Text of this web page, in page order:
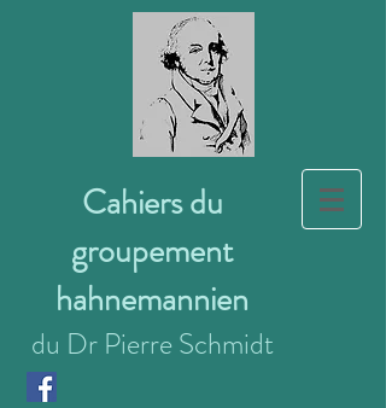
Cahiers du
groupement
hahnemannien
du Dr Pierre Schmidt